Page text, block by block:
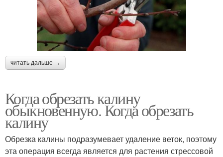
читать дальше →
Когда обрезать калину
обыкновенную. Когда обрезать
калину
Обрезка калины подразумевает удаление веток, поэтому
эта операция всегда является для растения стрессовой